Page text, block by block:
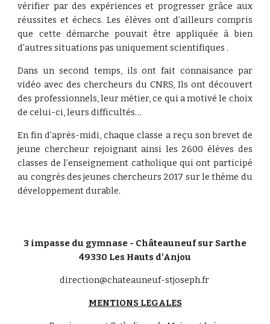
vérifier par des expériences et progresser grâce aux
réussites et échecs. Les élèves ont d’ailleurs compris
que cette démarche pouvait être appliquée à bien
d’autres situations pas uniquement scientifiques .
Dans un second temps, ils ont fait connaisance par
vidéo avec des chercheurs du CNRS, Ils ont découvert
des professionnels, leur métier, ce qui a motivé le choix
de celui-ci, leurs difficultés…
En fin d’après-midi, chaque classe a reçu son brevet de
jeune chercheur rejoignant ainsi les 2600 élèves des
classes de l’enseignement catholique qui ont participé
au congrès des jeunes chercheurs 2017 sur le thème du
développement durable.
3 impasse du gymnase - Châteauneuf sur Sarthe
49330 Les Hauts d'Anjou
direction@chateauneuf-stjoseph.fr
MENTIONS LEGALES